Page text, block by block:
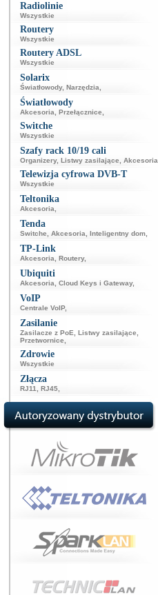
Radiolinie
Wszystkie
Routery
Wszystkie
Routery ADSL
Wszystkie
Solarix
Światłowody, Narzędzia
Światłowody
Akcesoria Przełącznice
Switche
Wszystkie
Szafy rack 10/19 cali
Organizery, Listwy zasilające Akcesoria
Telewizja cyfrowa DVB-T
Wszystkie
Teltonika
Akcesoria
Tenda
Switche Akcesoria Inteligentny dom
TP-Link
Akcesoria Routery,
Ubiquiti
Akcesoria Cloud Keys i Gateway,
VoIP
Centrale VoIP,
Zasilanie
Zasilacze z PoE Listwy zasilające
Przetwornice
Zdrowie
Wszystkie
Złącza
RJ11 RJ45